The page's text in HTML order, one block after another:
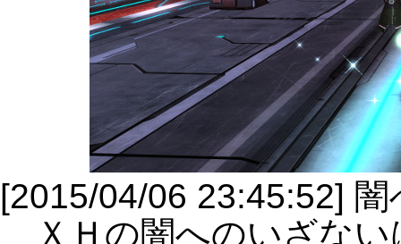
[2015/04/06 23:45:52]
ＸＨの闇へのいざない